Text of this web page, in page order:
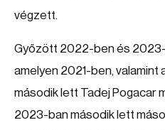
végzett.
Győzött 2022-ben és
amelyen 2021-ben, valamint
második lett Tadej Pogacar
2023-ban második lett